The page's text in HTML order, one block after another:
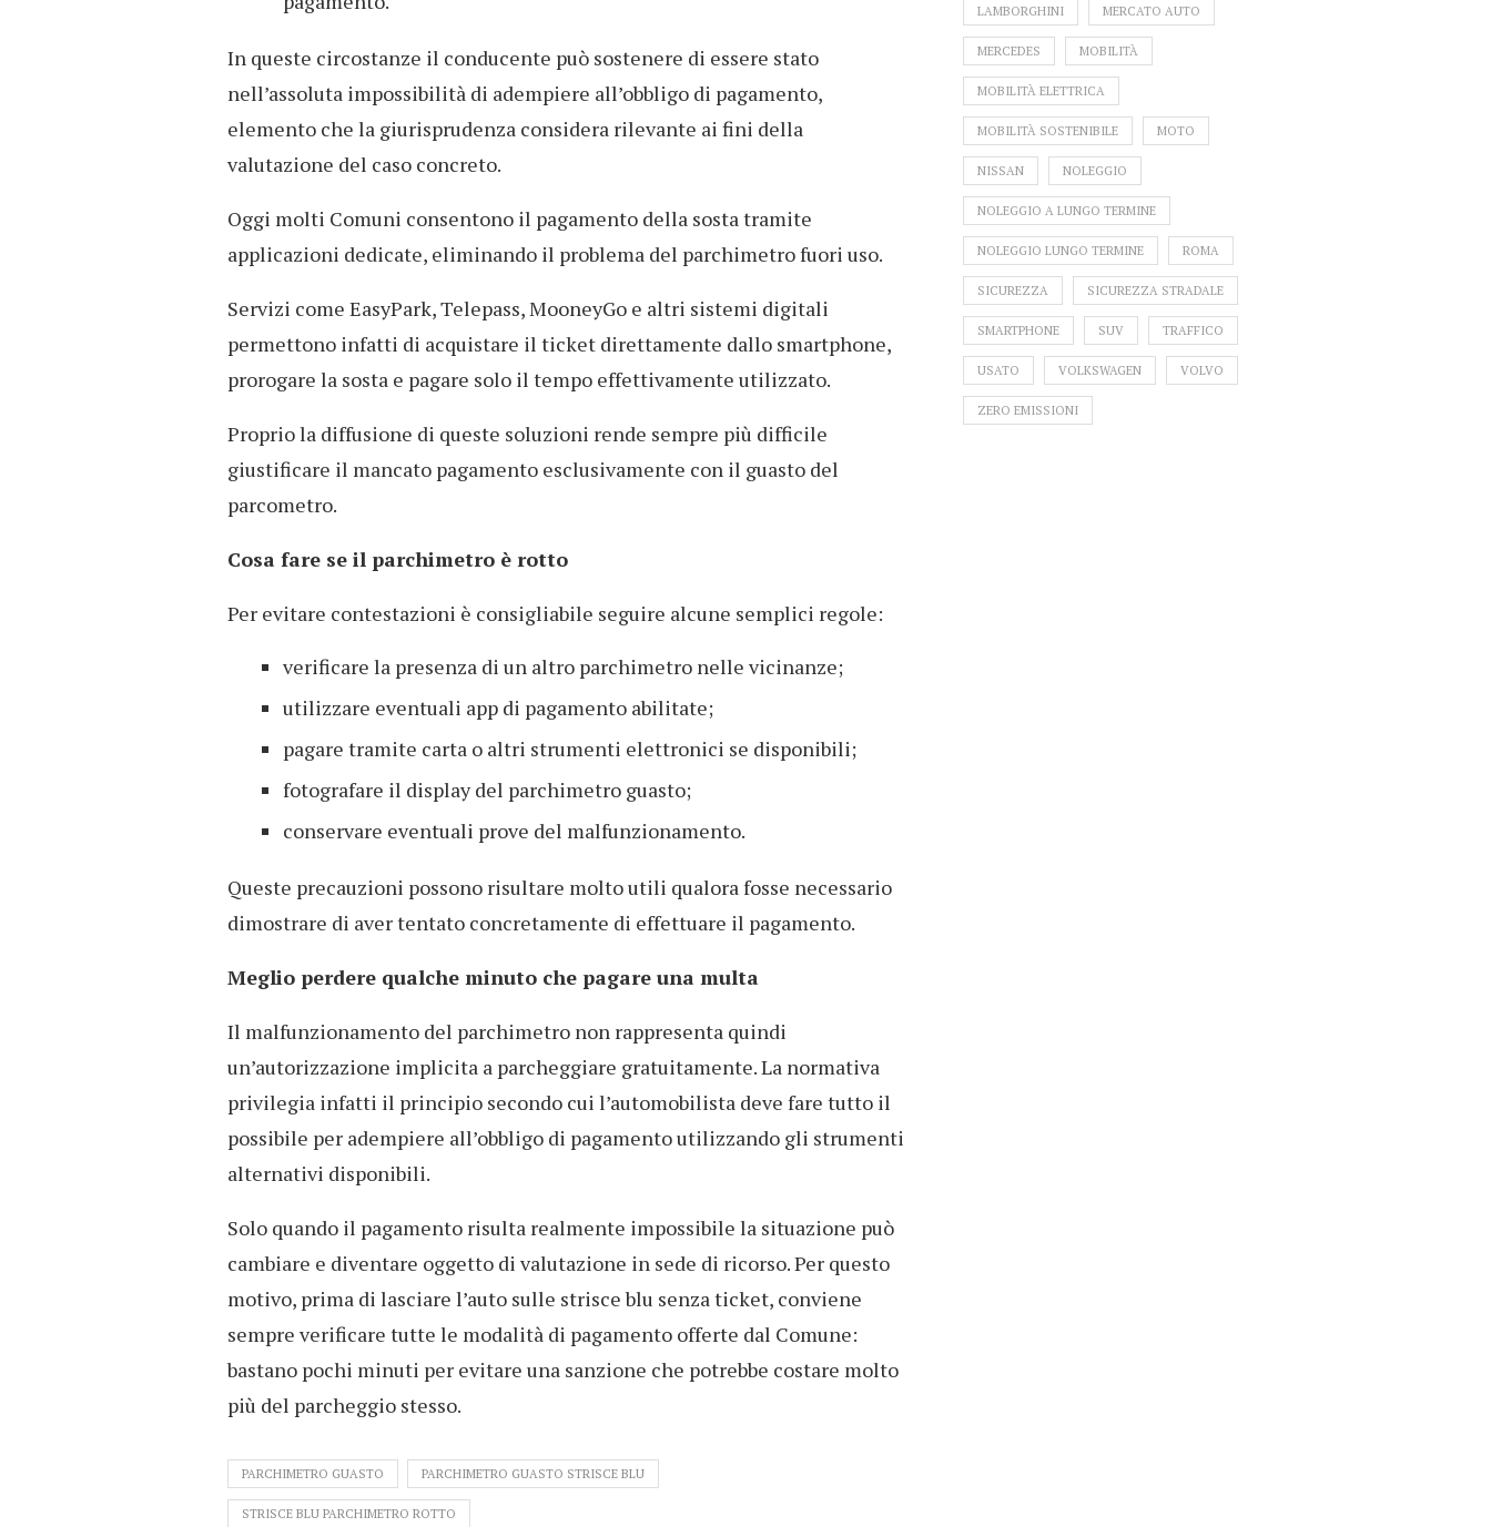
In queste circostanze il conducente può sostenere di essere stato
nell’assoluta impossibilità di adempiere all’obbligo di pagamento,
elemento che la giurisprudenza considera rilevante ai fini della
valutazione del caso concreto.
Oggi molti Comuni consentono il pagamento della sosta tramite
applicazioni dedicate, eliminando il problema del parchimetro fuori uso.
Servizi come EasyPark, Telepass, MooneyGo e altri sistemi digitali
permettono infatti di acquistare il ticket direttamente dallo smartphone,
prorogare la sosta e pagare solo il tempo effettivamente utilizzato.
Proprio la diffusione di queste soluzioni rende sempre più difficile
giustificare il mancato pagamento esclusivamente con il guasto del
parcometro.
Cosa fare se il parchimetro è rotto
Per evitare contestazioni è consigliabile seguire alcune semplici regole:
verificare la presenza di un altro parchimetro nelle vicinanze;
utilizzare eventuali app di pagamento abilitate;
pagare tramite carta o altri strumenti elettronici se disponibili;
fotografare il display del parchimetro guasto;
conservare eventuali prove del malfunzionamento.
Queste precauzioni possono risultare molto utili qualora fosse necessario
dimostrare di aver tentato concretamente di effettuare il pagamento.
Meglio perdere qualche minuto che pagare una multa
Il malfunzionamento del parchimetro non rappresenta quindi
un’autorizzazione implicita a parcheggiare gratuitamente. La normativa
privilegia infatti il principio secondo cui l’automobilista deve fare tutto il
possibile per adempiere all’obbligo di pagamento utilizzando gli strumenti
alternativi disponibili.
Solo quando il pagamento risulta realmente impossibile la situazione può
cambiare e diventare oggetto di valutazione in sede di ricorso. Per questo
motivo, prima di lasciare l’auto sulle strisce blu senza ticket, conviene
sempre verificare tutte le modalità di pagamento offerte dal Comune:
bastano pochi minuti per evitare una sanzione che potrebbe costare molto
più del parcheggio stesso.
PARCHIMETRO GUASTO PARCHIMETRO GUASTO STRISCE BLU
STRISCE BLU PARCHIMETRO ROTTO
LAMBORGHINI MERCATO AUTO
MERCEDES MOBILITÀ
MOBILITÀ ELETTRICA
MOBILITÀ SOSTENIBILE MOTO
NISSAN NOLEGGIO
NOLEGGIO A LUNGO TERMINE
NOLEGGIO LUNGO TERMINE ROMA
SICUREZZA SICUREZZA STRADALE
SMARTPHONE SUV TRAFFICO
USATO VOLKSWAGEN VOLVO
ZERO EMISSIONI